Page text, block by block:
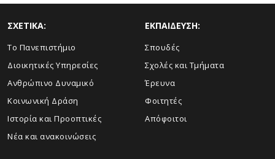
ΣΧΕΤΙΚΑ:
Το Πανεπιστήμιο
Διοικητικές Υπηρεσίες
Ανθρώπινο Δυναμικό
Κοινωνική Δράση
Ιστορία και Προοπτικές
Νέα και ανακοινώσεις
ΕΚΠΑΙΔΕΥΣΗ:
Σπουδές
Σχολές και Τμήματα
Έρευνα
Φοιτητές
Απόφοιτοι